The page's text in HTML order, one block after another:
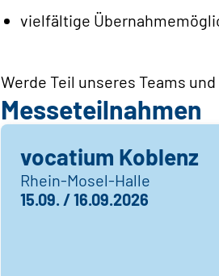
vielfältige
Werde Teil unseres Teams
Messeteilnahmen
vocatium Koblenz
Rhein-Mosel-Halle
15.09. / 16.09.2026